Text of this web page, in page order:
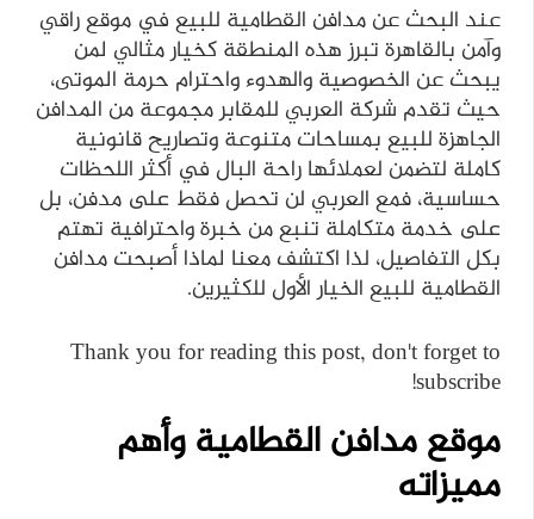
عند البحث عن مدافن القطامية للبيع في موقع راقي
وآمن بالقاهرة تبرز هذه المنطقة كخيار مثالي لمن
يبحث عن الخصوصية والهدوء واحترام حرمة الموتى،
حيث تقدم شركة العربي للمقابر مجموعة من المدافن
الجاهزة للبيع بمساحات متنوعة وتصاريح قانونية
كاملة لتضمن لعملائها راحة البال في أكثر اللحظات
حساسية، فمع العربي لن تحصل فقط على مدفن، بل
على خدمة متكاملة تنبع من خبرة واحترافية تهتم
بكل التفاصيل، لذا اكتشف معنا لماذا أصبحت مدافن
القطامية للبيع الخيار الأول للكثيرين.
Thank you for reading this post, don't forget to
subscribe!
موقع مدافن القطامية وأهم
مميزاته